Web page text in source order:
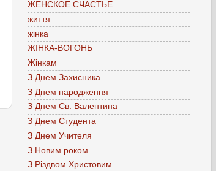
ЖЕНСКОЕ СЧАСТЬЕ
життя
жінка
ЖІНКА-ВОГОНЬ
Жінкам
З Днем Захисника
З Днем народження
З Днем Св. Валентина
З Днем Студента
З Днем Учителя
З Новим роком
З Різдвом Христовим